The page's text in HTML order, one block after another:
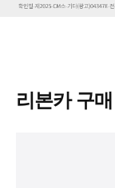
리본카 구매